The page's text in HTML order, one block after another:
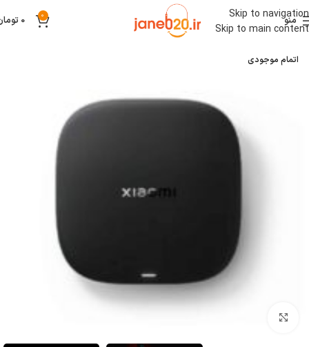
Skip to navigation
Skip to main content
منو 0
0
اتمام موجودی